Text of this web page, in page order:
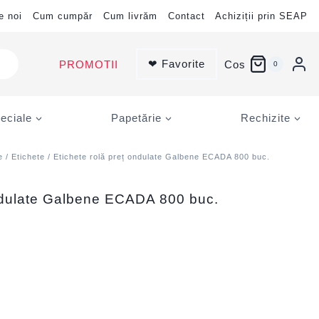
noi Cum cumpăr Cum livrăm Contact Achiziții prin SEAP
PROMOTII ❤ Favorite Cos 0
Papetărie Rechizite
/ Etichete / Etichete rolă preț ondulate Galbene ECADA 800 buc.
Galbene ECADA 800 buc.